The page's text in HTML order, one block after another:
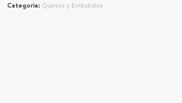
Categoría: Quesos y Embutidos